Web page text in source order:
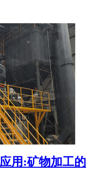
用:矿物加工的